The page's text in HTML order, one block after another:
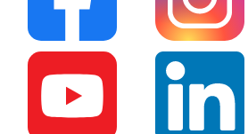
BIZNES
PO GODZINACH
KONTAKT